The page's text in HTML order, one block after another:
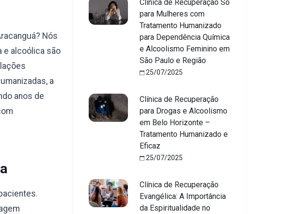
Nós
e alcoólica são
a
anos de
Clínica de Recuperação Só
para Mulheres com
Tratamento Humanizado
para Dependência Química
e Alcoolismo Feminino em
São Paulo e Região
25/07/2025
Clínica de Recuperação
para Drogas e Alcoolismo
em Belo Horizonte –
Tratamento Humanizado e
Eficaz
25/07/2025
Clínica de Recuperação
Evangélica: A Importância
da Espiritualidade no